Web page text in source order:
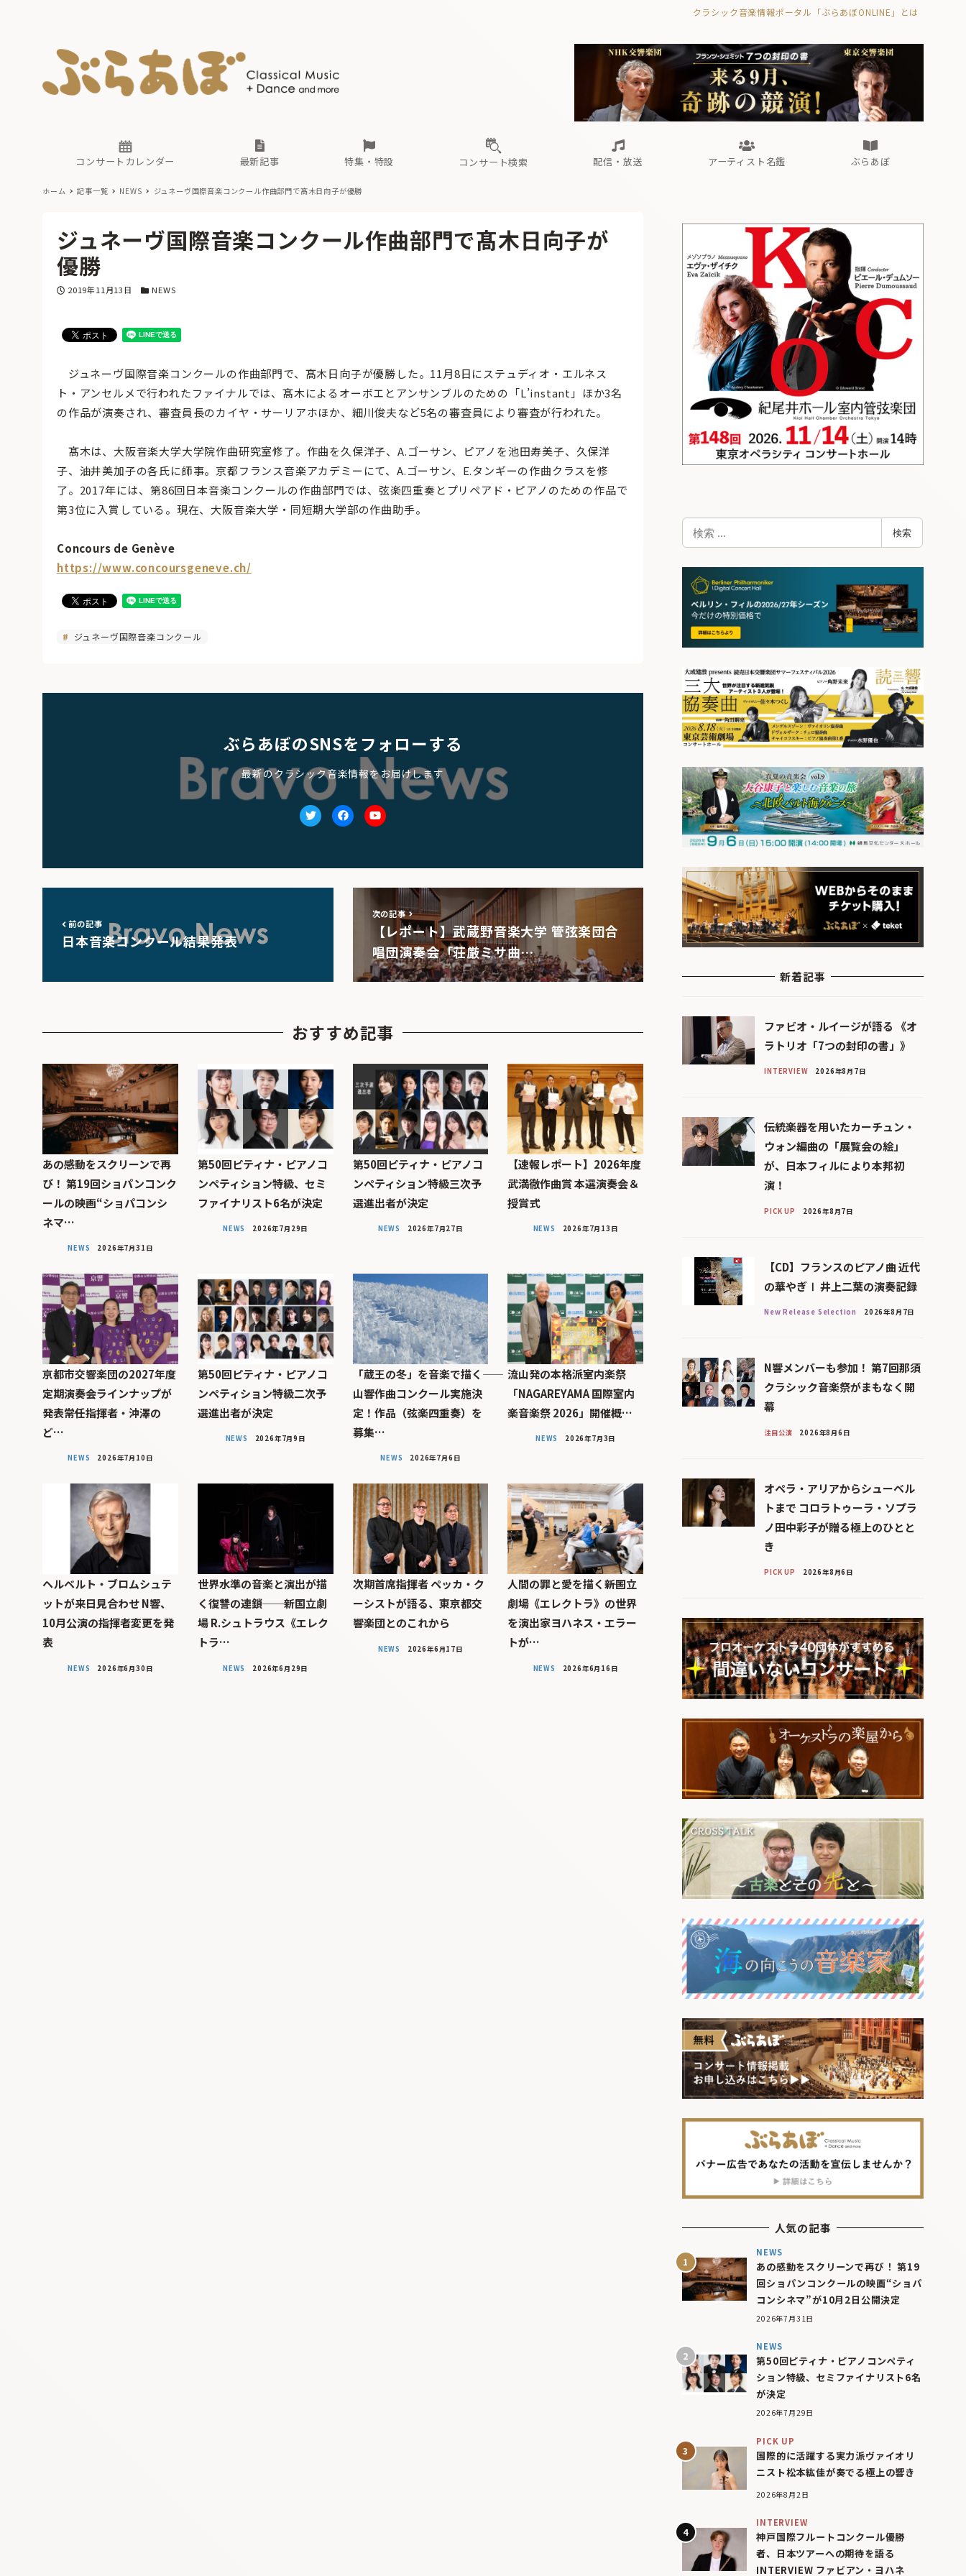
クラシック音楽情報ポータル「ぶらあぼONLINE」とは
コンサートカレンダー 最新記事
古楽とその先と オーケストラの楽屋から 海の向こうの音楽家 ぶらあぼブラス！
フォルテピアノ・オデッセイ
特集・特設
現場のプロが推す！間違いないオーケストラコンサート
過去の特集
コンサート検索 配信・放送
無料ライブ配信スケジュール 有料ライブ配信スケジュール
アーティスト名鑑
あ か さ た な は ま や ら わ
ぶらあぼ
古楽とその先と Aからの眺望 ぶらあぼブラス！
フォルテピアノ・オデッセイ
無料ライブ配信スケジュール
あ か さ
ホーム 記事一覧 NEWS ジュネーヴ国際音楽コンクール作曲部門で髙木日向子が優勝
ジュネーヴ国際音楽コンクール作曲部門で髙木日向子が
優勝
投稿日
2019年11月13日 カテゴリー
NEWS
ジュネーヴ国際音楽コンクールの作曲部門で、髙木日向子が優勝した。11月8日にステュディオ・エルネス
ト・アンセルメで行われたファイナルでは、髙木によるオーボエとアンサンブルのための「L’instant」ほか3名
の作品が演奏され、審査員長のカイヤ・サーリアホほか、細川俊夫など5名の審査員により審査が行われた。
髙木は、大阪音楽大学大学院作曲研究室修了。作曲を久保洋子、A.ゴーサン、ピアノを池田寿美子、久保洋
子、油井美加子の各氏に師事。京都フランス音楽アカデミーにて、A.ゴーサン、E.タンギーの作曲クラスを修
了。2017年には、第86回日本音楽コンクールの作曲部門では、弦楽四重奏とプリペアド・ピアノのための作品で
第3位に入賞している。現在、大阪音楽大学・同短期大学部の作曲助手。
Concours de Genève
https://www.concoursgeneve.ch/
ジュネーヴ国際音楽コンクール
ぶらあぼのSNSをフォローする
最新のクラシック音楽情報をお届けします
TwitterfacebookYoutube
前の記事
日本音楽コンクール結果発表
次の記事
【レポート】武蔵野音楽大学 管弦楽団合
唱団演奏会「荘厳ミサ曲…
おすすめ記事
あの感動をスクリーンで再
び！ 第19回ショパンコンク
ールの映画“ショパコンシ
ネマ…
NEWS 2026年7月31日
第50回ピティナ・ピアノコ
ンペティション特級、セミ
ファイナリスト6名が決定
NEWS 2026年7月29日
第50回ピティナ・ピアノコ
ンペティション特級三次予
選進出者が決定
NEWS 2026年7月27日
【速報レポート】2026年度
武満徹作曲賞 本選演奏会＆
授賞式
NEWS 2026年7月13日
京都市交響楽団の2027年度
定期演奏会ラインナップが
発表――常任指揮者・沖澤の
ど…
NEWS 2026年7月10日
第50回ピティナ・ピアノコ
ンペティション特級二次予
選進出者が決定
NEWS 2026年7月9日
「蔵王の冬」を音楽で描く――
山響作曲コンクール実施決
定！作品（弦楽四重奏）を
募集…
NEWS 2026年7月6日
流山発の本格派室内楽祭
「NAGAREYAMA 国際室内
楽音楽祭 2026」開催概…
NEWS 2026年7月3日
ヘルベルト・ブロムシュテ
ットが来日見合わせ N響、
10月公演の指揮者変更を発
表
NEWS 2026年6月30日
世界水準の音楽と演出が描
く復讐の連鎖──新国立劇
場 R.シュトラウス《エレク
トラ…
NEWS 2026年6月29日
次期首席指揮者 ペッカ・ク
ーシストが語る、東京都交
響楽団とのこれから
NEWS 2026年6月17日
人間の罪と愛を描く――新国立
劇場《エレクトラ》の世界
を演出家ヨハネス・エラー
トが…
NEWS 2026年6月16日
検
索
検索
新着記事
ファビオ・ルイージが語る 《オ
ラトリオ「7つの封印の書」》
INTERVIEW 2026年8月7日
伝統楽器を用いたカーチュン・
ウォン編曲の「展覧会の絵」
が、日本フィルにより本邦初
演！
PICK UP 2026年8月7日
【CD】フランスのピアノ曲 近代
の華やぎⅠ 井上二葉の演奏記録
New Release Selection 2026年8月7日
N響メンバーも参加！ 第7回那須
クラシック音楽祭がまもなく開
幕
注目公演 2026年8月6日
オペラ・アリアからシューベル
トまで コロラトゥーラ・ソプラ
ノ田中彩子が贈る極上のひとと
き
PICK UP 2026年8月6日
人気の記事
NEWS
あの感動をスクリーンで再び！ 第19
回ショパンコンクールの映画“ショパ
コンシネマ”が10月2日公開決定
2026年7月31日
NEWS
第50回ピティナ・ピアノコンペティ
ション特級、セミファイナリスト6名
が決定
2026年7月29日
PICK UP
国際的に活躍する実力派ヴァイオリ
ニスト松本紘佳が奏でる極上の響き
2026年8月2日
INTERVIEW
神戸国際フルートコンクール優勝
者、日本ツアーへの期待を語る
INTERVIEW ファビアン・ヨハネ